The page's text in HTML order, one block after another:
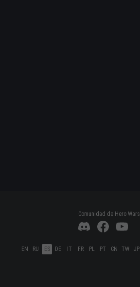
Comunidad de Hero Wars
EN RU ES DE IT FR PL PT CN TW JP